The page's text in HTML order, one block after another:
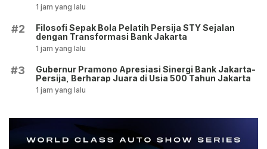
1 jam yang lalu
#2
Filosofi Sepak Bola Pelatih Persija STY Sejalan
dengan Transformasi Bank Jakarta
1 jam yang lalu
#3
Gubernur Pramono Apresiasi Sinergi Bank Jakarta-
Persija, Berharap Juara di Usia 500 Tahun Jakarta
1 jam yang lalu